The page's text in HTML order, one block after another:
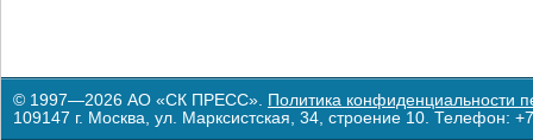
© 1997—2026 АО «СК ПРЕСС». Политика конфиденциальности
109147 г. Москва, ул. Марксистская, 34, строение 10. Телефон: